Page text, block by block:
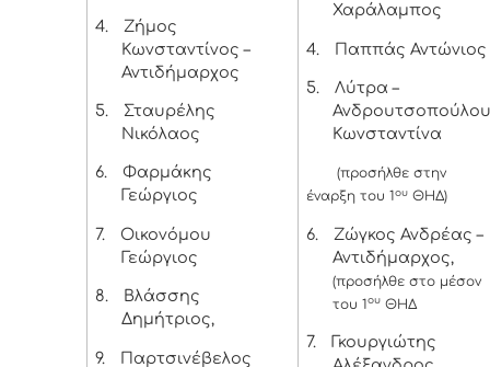
4.
Ζήμος
Κωνσταντίνος –
Αντιδήμαρχος
5.
Σταυρέλης
Νικόλαος
6.
Φαρμάκης
Γεώργιος
7.
Οικονόμου
Γεώργιος
8.
Βλάσσης
Δημήτριος,
9.
Παρτσινέβελος
Χαράλαμπος
4. Παππάς Αντώνιος
5.
Λύτρα –
Ανδρουτσοπούλου
Κωνσταντίνα
(προσήλθε στην
έναρξη του 1 ουΘΗΔ)
6.
Ζώγκος Ανδρέας –
Αντιδήμαρχος,
(προσήλθε στο μέσον
του 1ουΘΗΔ
7.
Γκουργιώτης